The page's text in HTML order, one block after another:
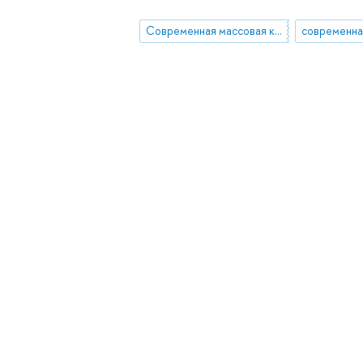
Современная массовая культура